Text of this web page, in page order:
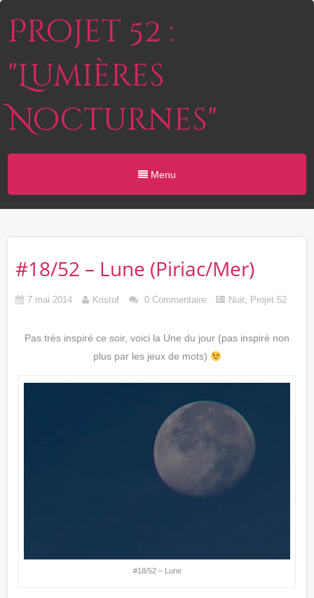
Projet 52 :
"Lumières
Nocturnes"
Menu
#18/52 – Lune (Piriac/Mer)
7 mai 2014 Kristof 0 Commentaire Nuit, Projet 52
Pas très inspiré ce soir, voici la Une du jour (pas inspiré non
plus par les jeux de mots)
#18/52 – Lune